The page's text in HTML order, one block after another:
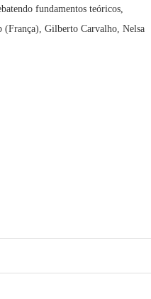
fundamentos teóricos,
(França), Gilberto Carvalho, Nelsa